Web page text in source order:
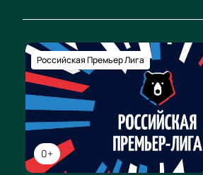
0+
Российская Премьер Лига